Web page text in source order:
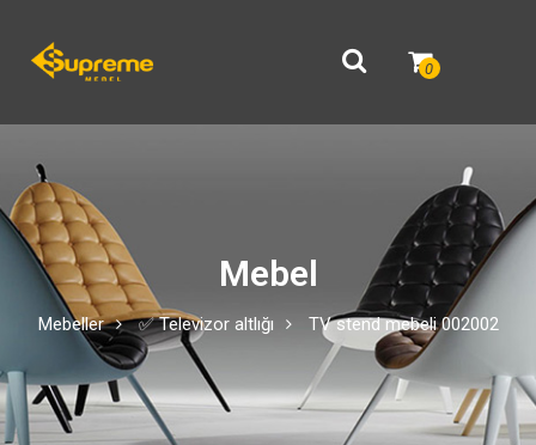
0
Mebel
Mebeller ✅ Televizor altlığı TV stend mebeli 002002